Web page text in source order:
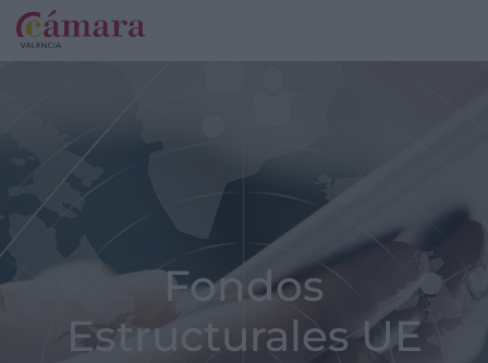
Fondos
Estructurales UE